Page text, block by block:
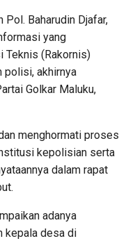
Baharudin Djafar,
yang
Teknis (Rakornis)
polisi, akhirnya
Golkar Maluku,
menghormati proses
kepolisian serta
dalam rapat
adanya
kepala desa di